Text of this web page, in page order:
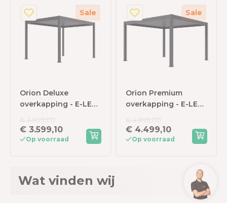
Sale
Orion Deluxe
overkapping - E-LED
Antraciet - met
elektrisch
€ 3.599,10
Op voorraad
Sale
Orion Premium
overkapping - E-LED
Antraciet - met
elektrisch
€ 4.499,10
Op voorraad
Wat vinden wij